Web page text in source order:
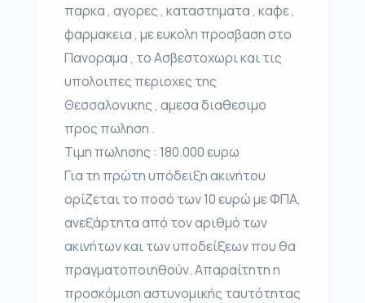
παρκα , αγορες , καταστηματα , καφε ,
φαρμακεια , με ευκολη προσβαση στο
Πανοραμα , το Ασβεστοχωρι και τις
υπολοιπες περιοχες της
Θεσσαλονικης , αμεσα διαθεσιμο
προς πωληση .
Τιμη πωλησης : 180.000 ευρω
Για τη πρώτη υπόδειξη ακινήτου
ορίζεται το ποσό των 10 ευρώ με ΦΠΑ,
ανεξάρτητα από τον αριθμό των
ακινήτων και των υποδείξεων που θα
πραγματοποιηθούν. Απαραίτητη η
προσκόμιση αστυνομικής ταυτότητας